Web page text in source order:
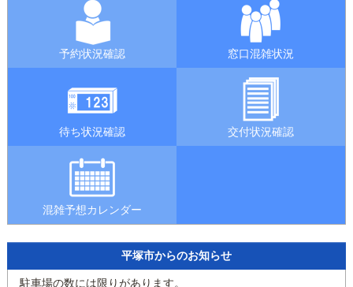
待ち状況確認
交付状況確認
混雑予想カレンダー
予約状況確認 窓口混雑状況
待ち状況確認 交付状況確認
混雑予想カレンダー
平塚市からのお知らせ
駐車場の数には限りがあります。